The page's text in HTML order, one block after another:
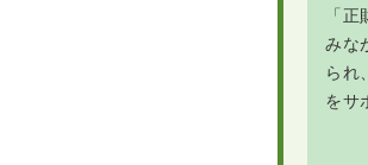
「
みな
られ
をサ